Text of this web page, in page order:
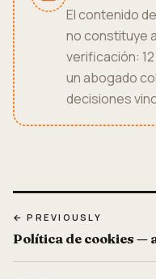
El contenido
no constituye
verificación:
un abogado
decisiones
← PREVIOUSLY
Política de cookies —